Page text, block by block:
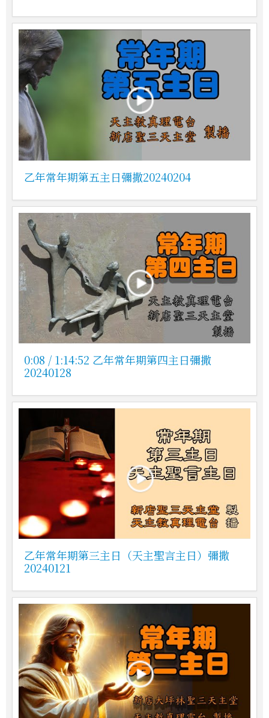
乙年常年期第五主日彌撒20240204
0:08 / 1:14:52 乙年常年期第四主日彌撒
20240128
乙年常年期第三主日（天主聖言主日）彌撒
20240121